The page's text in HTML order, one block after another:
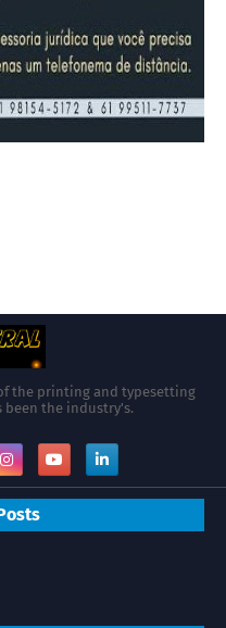
the printing and typesetting
been the industry's.